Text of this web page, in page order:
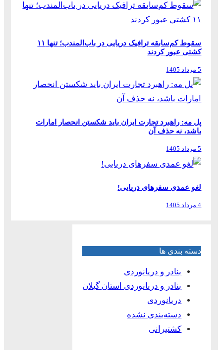
سقوط کم‌سابقه ترافیک دریایی در باب‌المندب؛ تنها ۱۱
کشتی عبور کردند
5 مرداد 1405
پل مه: راهبرد تجارت ایران باید شکستن انحصار امارات
باشد، نه حذف آن
5 مرداد 1405
لغو عمدی سفرهای دریایی!
4 مرداد 1405
دسته بندی ها
بنادر و دریانوردی
بنادر و دریانوردی استان گیلان
دریانوردی
دسته‌بندی نشده
کشتیرانی